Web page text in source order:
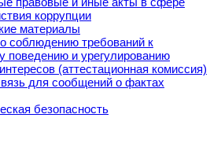
коррупции
материалы
соблюдению требований к
поведению и урегулированию
(аттестационная комиссия)
для сообщений о фактах
безопасность